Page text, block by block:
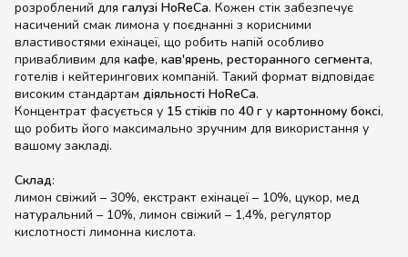
розроблений для галузі HoReCa. Кожен стік забезпечує
насичений смак лимона у поєднанні з корисними
властивостями ехінацеї, що робить напій особливо
привабливим для кафе, кав'ярень, ресторанного сегмента,
готелів і кейтерингових компаній. Такий формат відповідає
високим стандартам діяльності HoReCa.
Концентрат фасується у 15 стіків по 40 г у картонному боксі,
що робить його максимально зручним для використання у
вашому закладі.
Склад:
лимон свіжий – 30%, екстракт ехінацеї – 10%, цукор, мед
натуральний – 10%, лимон свіжий – 1,4%, регулятор
кислотності лимонна кислота.